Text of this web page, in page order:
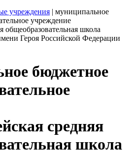
учреждения | муниципальное
учреждение
общеобразовательная школа
Героя Российской Федерации
бюджетное
средняя
школа